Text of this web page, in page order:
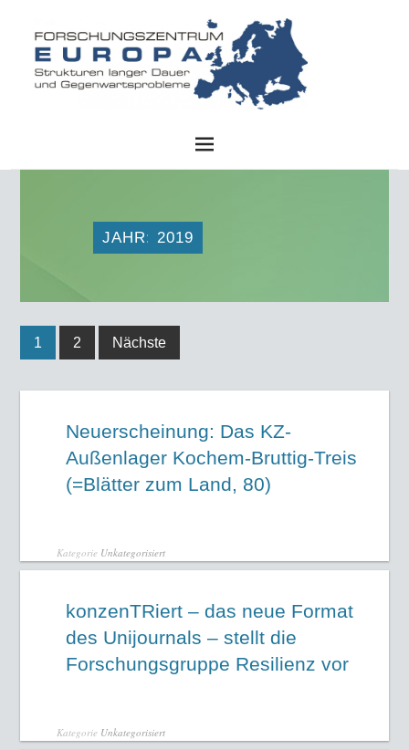
JAHR: 2019
1 2 Nächste
Neuerscheinung: Das KZ-
Außenlager Kochem-Bruttig-Treis
(=Blätter zum Land, 80)
Kategorie Unkategorisiert
konzenTRiert – das neue Format
des Unijournals – stellt die
Forschungsgruppe Resilienz vor
Kategorie Unkategorisiert